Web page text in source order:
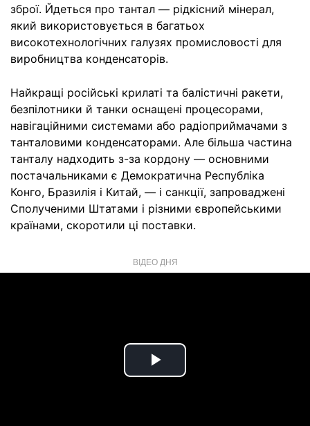
зброї. Йдеться про тантал — рідкісний мінерал,
який використовується в багатьох
високотехнологічних галузях промисловості для
виробництва конденсаторів.
Найкращі російські крилаті та балістичні ракети,
безпілотники й танки оснащені процесорами,
навігаційними системами або радіоприймачами з
танталовими конденсаторами. Але більша частина
танталу надходить з-за кордону — основними
постачальниками є Демократична Республіка
Конго, Бразилія і Китай, — і санкції, запроваджені
Сполученими Штатами і різними європейськими
країнами, скоротили ці поставки.
ВІДЕО ДНЯ
Play